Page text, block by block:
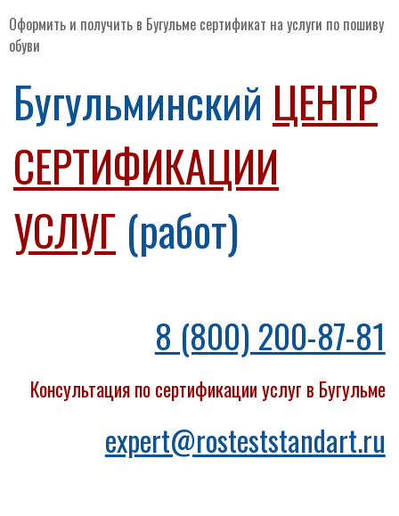
Оформить и получить в Бугульме сертификат на услуги по пошиву
обуви
Бугульминский ЦЕНТР
СЕРТИФИКАЦИИ
УСЛУГ (работ)
8 (800) 200-87-81
Консультация по сертификации услуг в Бугульме
expert@rosteststandart.ru